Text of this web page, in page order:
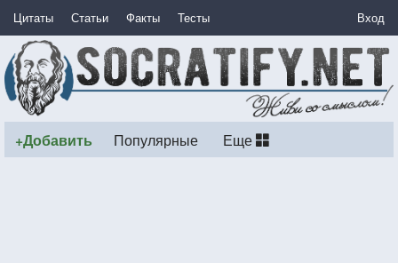
Цитаты Статьи Факты Тесты Вход
+Добавить Популярные Еще